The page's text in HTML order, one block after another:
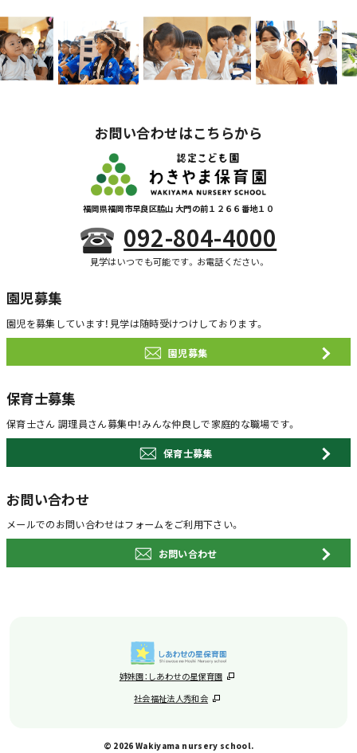
お問い合わせはこちらから
福岡県福岡市早良区脇山 大門の前１２６６番地１０
092-804-4000
見学はいつでも可能です。お電話ください。
園児募集
園児を募集しています！ 見学は随時受けつけしております。
園児募集
保育士募集
保育士さん 調理員さん募集中！みんな仲良しで家庭的な職場です。
保育士募集
お問い合わせ
メールでのお問い合わせはフォームをご利用下さい。
お問い合わせ
姉妹園：しあわせの星保育園
社会福祉法人秀和会
© 2026 Wakiyama nursery school.